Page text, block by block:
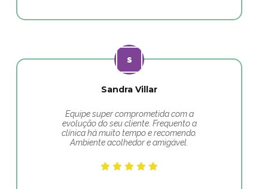
Sandra Villar
Equipe super comprometida com a
evolução do seu cliente. Frequento a
clínica há muito tempo e recomendo.
Ambiente acolhedor e amigável.